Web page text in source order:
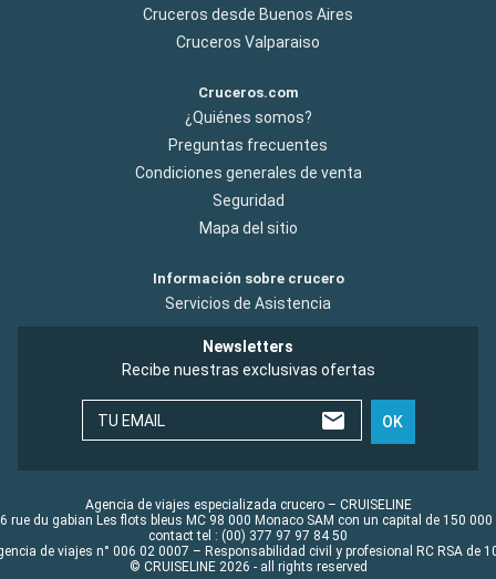
Cruceros desde Buenos Aires
Cruceros Valparaiso
Cruceros.com
¿Quiénes somos?
Preguntas frecuentes
Condiciones generales de venta
Seguridad
Mapa del sitio
Información sobre crucero
Servicios de Asistencia
Newsletters
Recibe nuestras exclusivas ofertas
TU EMAIL OK
Agencia de viajes especializada crucero – CRUISELINE
rue du gabian Les flots bleus MC 98 000 Monaco SAM con un capital de 150 000
contact tel : (00) 377 97 97 84 50
de viajes n° 006 02 0007 – Responsabilidad civil y profesional RC RSA de
© CRUISELINE 2026 - all rights reserved